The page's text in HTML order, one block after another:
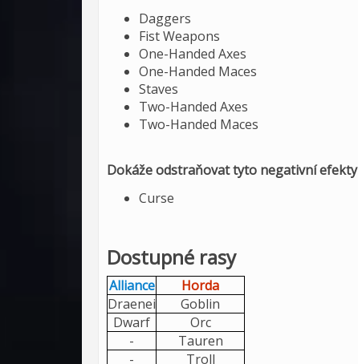
Daggers
Fist Weapons
One-Handed Axes
One-Handed Maces
Staves
Two-Handed Axes
Two-Handed Maces
Dokáže odstraňovat tyto negativní efekty
Curse
Dostupné rasy
Alliance
Horda
Draenei
Goblin
Dwarf
Orc
-
Tauren
-
Troll